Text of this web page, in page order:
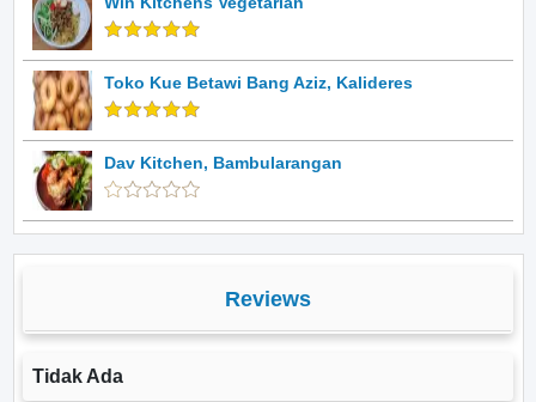
Toko Kue Betawi Bang Aziz, Kalideres
Dav Kitchen, Bambularangan
Reviews
Tidak Ada